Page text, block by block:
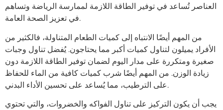
العناصر تُساعد في توفير الطاقة اللازمة لممارسة الرياضة وتساهم
في تعزيز الصحة العامة.
من المهم أيضًا الانتباه إلى كميات الطعام المتناولة، فالكثير من
الأفراد يميلون لتناول كميات أكبر مما يحتاجون. يُفضل تناول وجبات
صغيرة ومتكررة على مدار اليوم لضمان توفير الطاقة اللازمة دون
زيادة الوزن. من المهم أيضًا شرب كميات كافية من الماء للحفاظ
على الترطيب، مما يُساعد على تحسين الأداء البدني.
يجب أن يكون التركيز على تناول الفواكه والخضروات، والتي تحتوي